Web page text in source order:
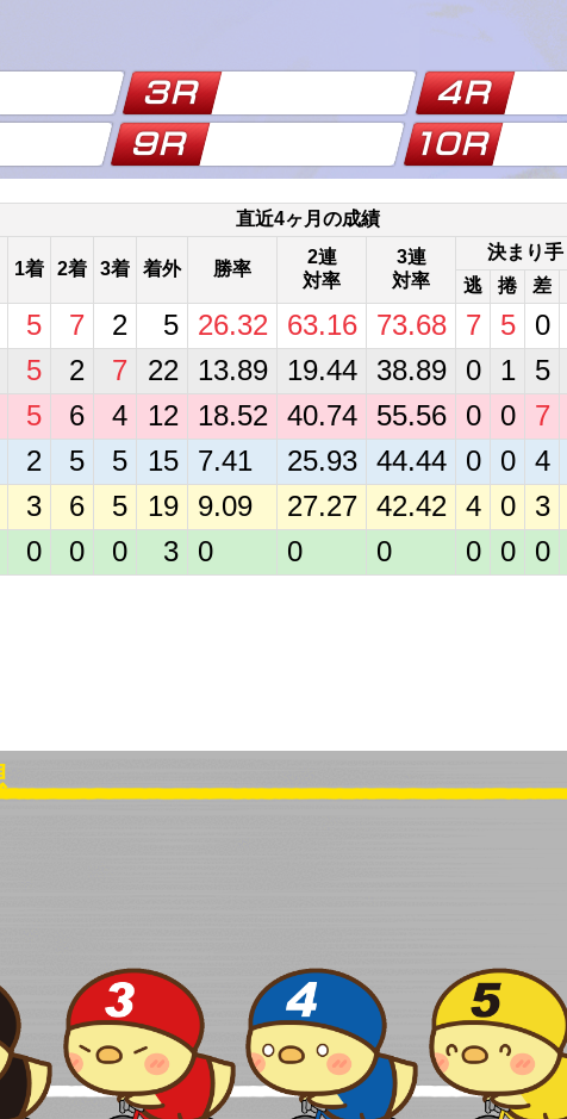
直近4ヶ月の成績
1着 2着 3着 着外 勝率
2連
対率
3連
対率
決まり手
逃
捲 差
5 7 2 5 26.32 63.16 73.68 7 5
0
5 2 7 22 13.89 19.44 38.89 0 1
5
5 6 4 12 18.52 40.74 55.56 0 0
7
2 5 5 15 7.41 25.93 44.44 0 0
4
3 6 5 19 9.09 27.27 42.42 4 0
3
0 0 0 3 0 0 0 0 0 0